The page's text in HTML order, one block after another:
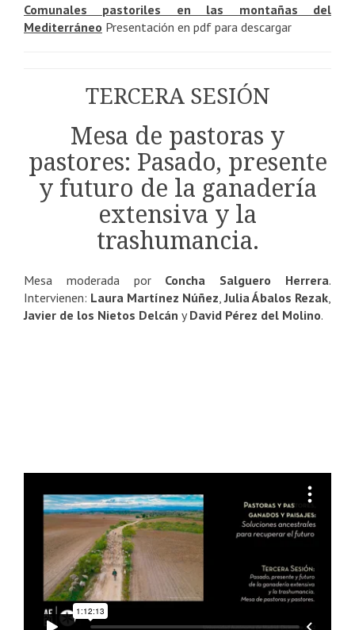
Comunales pastoriles en las montañas del
Mediterráneo Presentación en pdf para descargar
TERCERA SESIÓN
Mesa de pastoras y
pastores: Pasado, presente
y futuro de la ganadería
extensiva y la
trashumancia.
Mesa moderada por Concha Salguero Herrera.
Intervienen: Laura Martínez Núñez,Julia Ábalos Rezak,
Javier de los Nietos Delcán yDavid Pérez del Molino.